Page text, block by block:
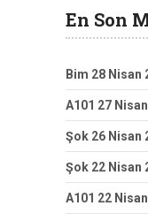
En Son
Bim 28 Nisan
A101 27
Şok 26 Nisan
Şok 22 Nisan
A101 22